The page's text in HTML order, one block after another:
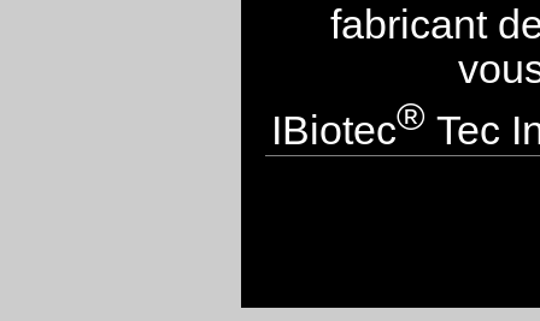
fabricant
IBiotec® Tec